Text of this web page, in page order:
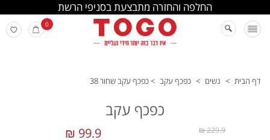
החלפה והחזרה מתבצעת בסניפי הרשת
0
דף הבית > נשים > כפכף עקב >כפכף עקב שחור 38
כפכף עקב
99.9 ₪ 229.9 ₪